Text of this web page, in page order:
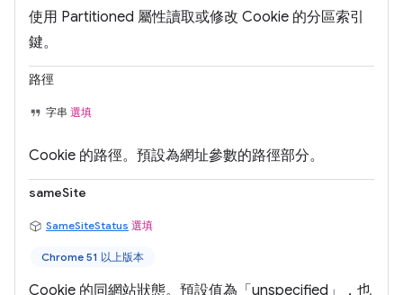
使用 Partitioned 屬性讀取或修改 Cookie 的分區索引
鍵。
路徑
字串 選填
Cookie 的路徑。預設為網址參數的路徑部分。
sameSite
SameSiteStatus 選填
Chrome 51 以上版本
Cookie 的同網站狀態。預設值為「unspecified」，也